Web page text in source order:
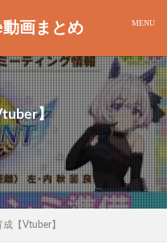
動画まとめ
】
【Vtuber】